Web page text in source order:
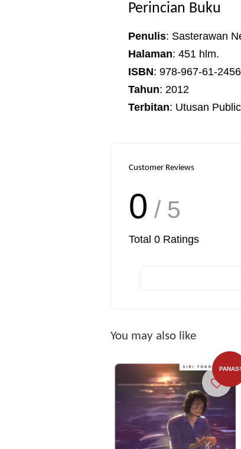
Perincian Buku
Penulis: Sasterawan
Halaman: 451 hlm.
ISBN: 978-967-61-
Tahun: 2012
Terbitan: Utusan
Customer Reviews
0 / 5
Total 0 Ratings
You may also like
PANAS!